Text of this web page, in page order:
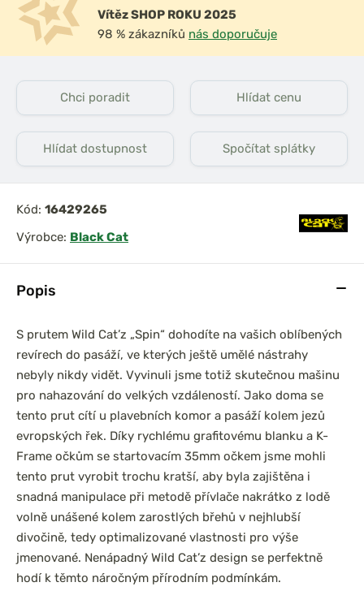
3,6m 3lb
páska na pruty 2ks
Popis
S prutem Wild Cat’z „Spin“ dohodíte na vašich oblíbených
revírech do pasáží, ve kterých ještě umělé nástrahy
nebyly nikdy vidět. Vyvinuli jsme totiž skutečnou mašinu
pro nahazování do velkých vzdáleností. Jako doma se
tento prut cítí u plavebních komor a pasáží kolem jezů
evropských řek. Díky rychlému grafitovému blanku a K-
Frame očkům se startovacím 35mm očkem jsme mohli
tento prut vyrobit trochu kratší, aby byla zajištěna i
snadná manipulace při metodě přívlače nakrátko z lodě
volně unášené kolem zarostlých břehů v nejhlubší
divočině, tedy optimalizované vlastnosti pro výše
jmenované. Nenápadný Wild Cat’z design se perfektně
hodí k těmto náročným přírodním podmínkám.
Vítěz SHOP ROKU 2025
98 % zákazníků nás doporučuje
Chci poradit Hlídat cenu
Hlídat dostupnost Spočítat splátky
Kód: 16429265
Výrobce: Black Cat